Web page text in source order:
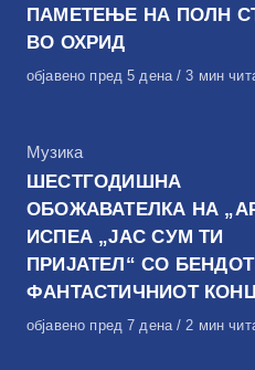
ПАМЕТЕЊЕ НА ПОЛН
ВО ОХРИД
Објавено
објавено пред 5 дена 3 мин
КАтегорија
Музика
ШЕСТГОДИШНА
ОБОЖАВАТЕЛКА НА
ИСПЕА „ЈАС СУМ ТИ
ПРИЈАТЕЛ“ СО
ФАНТАСТИЧНИОТ
Објавено
објавено пред 7 дена 2 мин